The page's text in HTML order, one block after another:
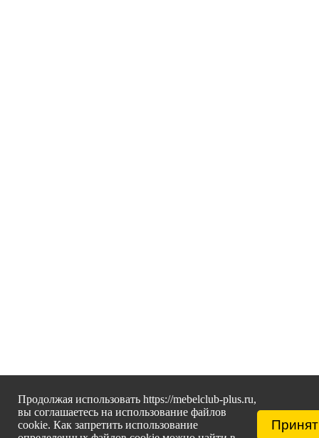
Продолжая использовать https://mebelclub-plus.ru,
вы соглашаетесь на использование файлов
cookie. Как запретить использование